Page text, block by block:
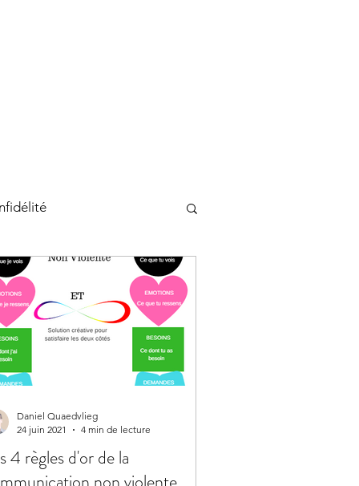
4 règles d'or de la
Daniel Quaedvlieg
24 juin 2021
4 min de lecture